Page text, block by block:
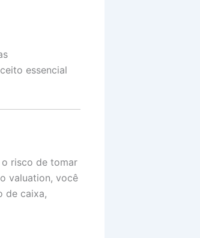
essencial
o risco de tomar
valuation, você
de caixa,